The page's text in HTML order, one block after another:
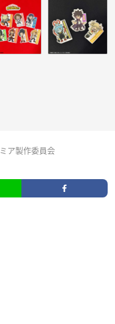
ア製作委員会